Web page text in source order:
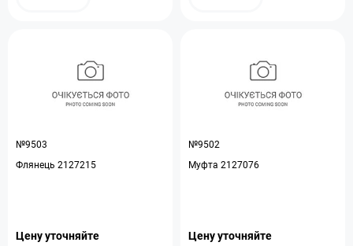
№9503
Флянець 2127215
Цену уточняйте
№9502
Муфта 2127076
Цену уточняйте